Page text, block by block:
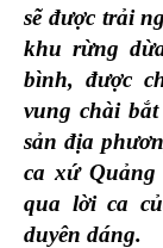
sẽ được trải
khu rừng
bình, được
vung chài
sản địa
ca xứ
qua lời ca
duyên dáng.